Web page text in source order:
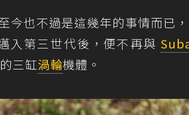
今也不過是這幾年的事情而已
入第三世代後，便不再與
三缸渦輪機體。